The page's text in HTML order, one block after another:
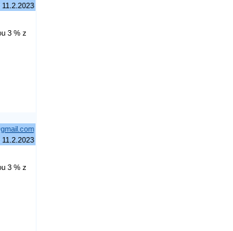
11.2.2023
3 % z
11.2.2023
3 % z